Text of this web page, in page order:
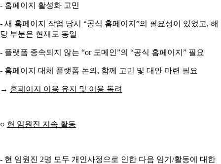
- 홈페이지 활성화 고민
- 새 홈페이지 작업 당시 “공식 홈페이지”의 필요성이 있었고, 해
당 부분은 현재도 동일
- 플랫폼 종속되지 않는 “or 도메인”의 “공식 홈페이지” 필요
- 홈페이지 대체 플랫폼 논의, 함께 고민 및 대안 마련 필요
→ 홈페이지 이용 유지 및 이용 독려
○ 현 임원진 지속 활동
- 현 임원진 2명 모두 개인사정으로 인한 다음 임기/활동에 대한